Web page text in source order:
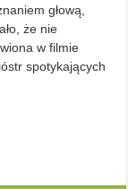
głową,
że nie
w filmie
spotykających